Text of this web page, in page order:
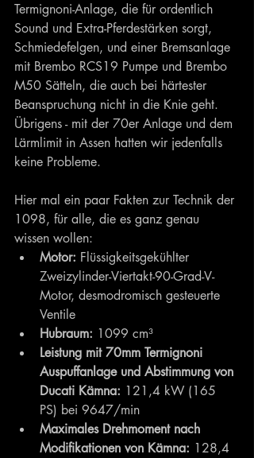
Termignoni-Anlage, die für ordentlich
Sound und Extra-Pferdestärken sorgt,
Schmiedefelgen, und einer Bremsanlage
mit Brembo RCS19 Pumpe und Brembo
M50 Sätteln, die auch bei härtester
Beanspruchung nicht in die Knie geht.
Übrigens - mit der 70er Anlage und dem
Lärmlimit in Assen hatten wir jedenfalls
keine Probleme.
Hier mal ein paar Fakten zur Technik der
1098, für alle, die es ganz genau
wissen wollen:
Motor: Flüssigkeitsgekühlter
Zweizylinder-Viertakt-90-Grad-V-
Motor, desmodromisch gesteuerte
Ventile
Hubraum: 1099 cm³
Leistung mit 70mm Termignoni
Auspuffanlage und Abstimmung von
Ducati Kämna: 121,4 kW (165
PS) bei 9647/min
Maximales Drehmoment nach
Modifikationen von Kämna: 128,4